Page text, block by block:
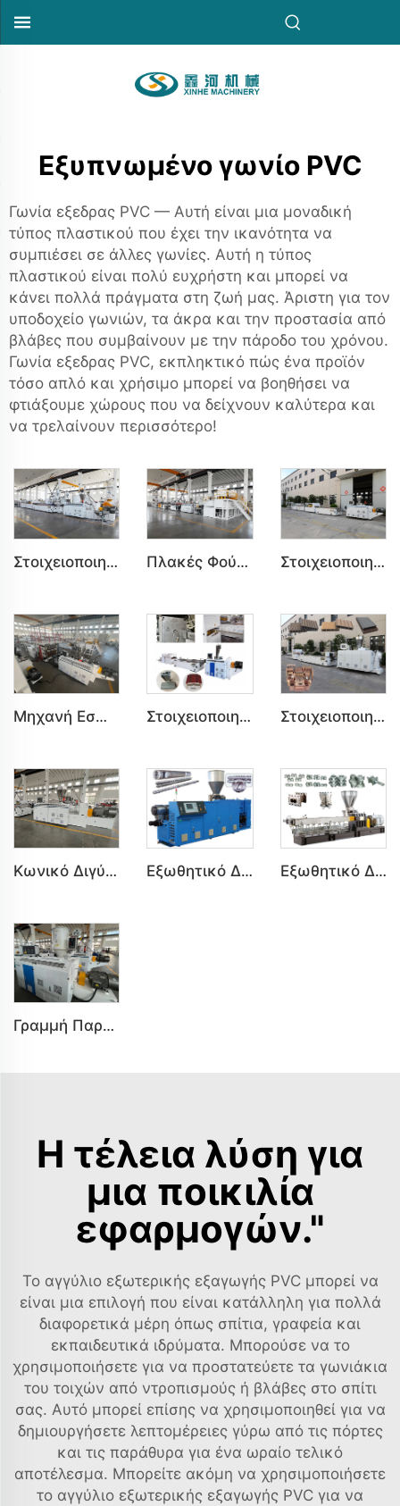
Εξυπνωμένο γωνίο PVC
Γωνία εξεδρας PVC — Αυτή είναι μια μοναδική
τύπος πλαστικού που έχει την ικανότητα να
συμπιέσει σε άλλες γωνίες. Αυτή η τύπος
πλαστικού είναι πολύ ευχρήστη και μπορεί να
κάνει πολλά πράγματα στη ζωή μας. Άριστη για τον
υποδοχείο γωνιών, τα άκρα και την προστασία από
βλάβες που συμβαίνουν με την πάροδο του χρόνου.
Γωνία εξεδρας PVC, εκπληκτικό πώς ένα προϊόν
τόσο απλό και χρήσιμο μπορεί να βοηθήσει να
φτιάξουμε χώρους που να δείχνουν καλύτερα και
να τρελαίνουν περισσότερο!
Στοιχειοποιημένη Γραμμή Παραγωγής Πλαστικών Πάνελ Θυρών PVC WPC για Κοιτάδες και Μπάνιο Πλακές Φούμ σε PVC Ημι-Δερμάτινες (WPC), Μηχανή Συνδιαβαθμισμένων Φούμ Στοιχειοποιημένη Γραμμή Παραγωγής Πλαστικών Τοιχών PVC WPC για Εσωτερική Κοσμήτικη
Μηχανή Εσωτερικής Κοσμήτικης για Πλάκες PVC με Μάρμαρο, UV Πλάκες, UV Ιμιτάτιο Μάρμαρο Στοιχειοποιημένη Γραμμή Παραγωγής Πλαισίων Θυρών PVC για Εσωτερική και Εξωτερική Κοσμήτικη Στοιχειοποιημένη Γραμμή Παραγωγής Προφίλ Ξύλου-Πλαστικού PE για Εξωτερικά Πάτινα & Κανάπες
Κωνικό Διγύρο Εξωθητικό Σειράς SJZ για Πλαστικά PVC PE Εξωθητικό Διγύρο Παράλληλα Σειράς BRP Για Μηχάνημα Εξωθητικής PVC Πλαστικών Εξωθητικό Διγύρο Παράλληλα Σειράς SHJ Για Μηχάνημα Εξωθητικής PVC Πλαστικών
Γραμμή Παραγωγής Ανεμιστήρων PP PE PC με Μονογύρο Πλαστικής Εξωθητικής Σειράς SJ
Η τέλεια λύση για
μια ποικιλία
εφαρμογών."
Το αγγύλιο εξωτερικής εξαγωγής PVC μπορεί να
είναι μια επιλογή που είναι κατάλληλη για πολλά
διαφορετικά μέρη όπως σπίτια, γραφεία και
εκπαιδευτικά ιδρύματα. Μπορούσε να το
χρησιμοποιήσετε για να προστατεύετε τα γωνιάκια
του τοιχών από ντροπισμούς ή βλάβες στο σπίτι
σας. Αυτό μπορεί επίσης να χρησιμοποιηθεί για να
δημιουργήσετε λεπτομέρειες γύρω από τις πόρτες
και τις παράθυρα για ένα ωραίο τελικό
αποτέλεσμα. Μπορείτε ακόμη να χρησιμοποιήσετε
το αγγύλιο εξωτερικής εξαγωγής PVC για να